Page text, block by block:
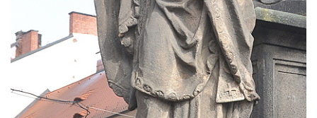
Sloup Panny Marie v Mimoni
Sloup Panny Marie v Mnichově Hradišti
Sloup Panny Marie v Klášterci nad Ohří
Zbytek světeckého sloupu v Klášterci nad
Ohří
Sloup svatého Floriána v Žatci